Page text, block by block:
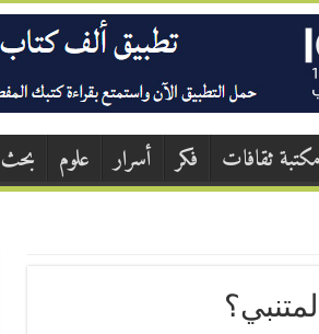
مكتبة ثقافات فكر أسرار علوم بحث